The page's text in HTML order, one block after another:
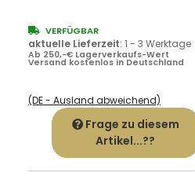
VERFÜGBAR
aktuelle Lieferzeit: 1 - 3 Werktage
Ab 250,-€ Lagerverkaufs-Wert
Versand kostenlos in Deutschland
(DE - Ausland abweichend)
Frage zu diesem
Artikel...??